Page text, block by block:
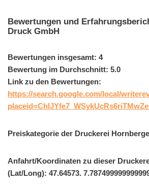
Bewertungen und
Druck GmbH
Bewertungen insgesamt: 4
Bewertung im Durchschnitt: 5.0
Link zu den Bewertungen:
https://search.google.com/local/
Preiskategorie der Druckerei
Anfahrt/Koordinaten zu dieser
(Lat/Long): 47.64573.